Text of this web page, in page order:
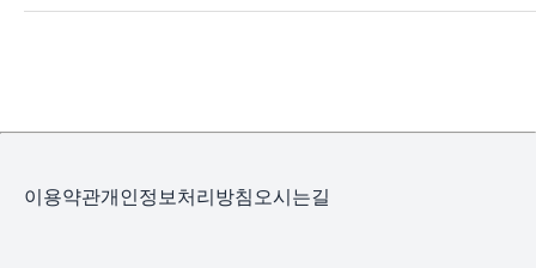
이용약관개인정보처리방침오시는길